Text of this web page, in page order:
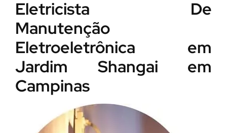
Eletricista De
Manutenção
Eletroeletrônica em
Jardim Shangai em
Campinas